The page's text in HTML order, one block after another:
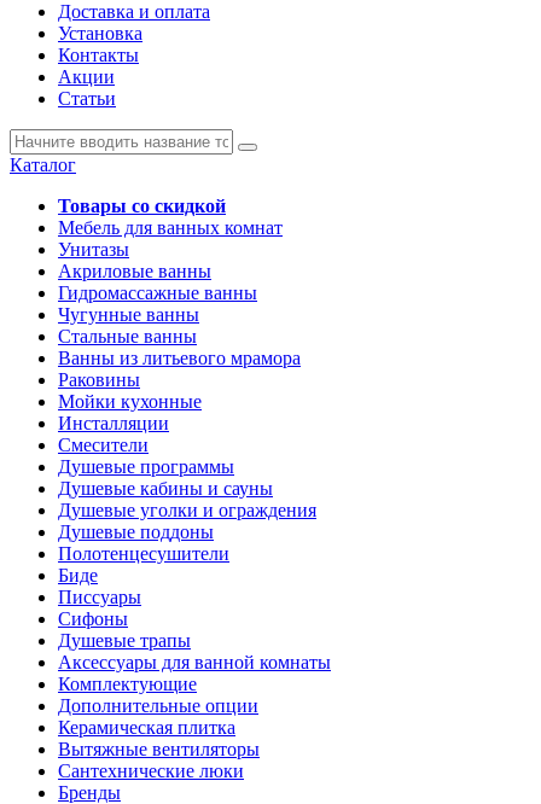
Доставка и оплата
Установка
Контакты
Акции
Статьи
Каталог
Товары со скидкой
Мебель для ванных комнат
Унитазы
Акриловые ванны
Гидромассажные ванны
Чугунные ванны
Стальные ванны
Ванны из литьевого мрамора
Раковины
Мойки кухонные
Инсталляции
Смесители
Душевые программы
Душевые кабины и сауны
Душевые уголки и ограждения
Душевые поддоны
Полотенцесушители
Биде
Писсуары
Сифоны
Душевые трапы
Аксессуары для ванной комнаты
Комплектующие
Дополнительные опции
Керамическая плитка
Вытяжные вентиляторы
Сантехнические люки
Бренды